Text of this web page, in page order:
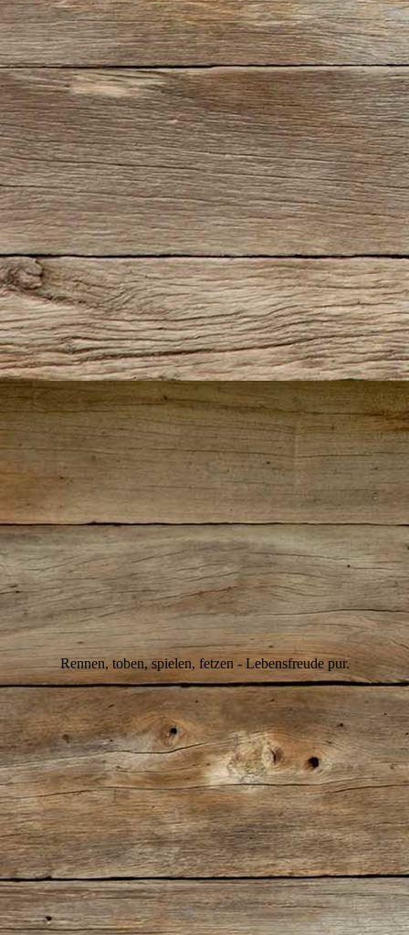
IMG_2469
Rennen, toben, spielen, fetzen - Lebensfreude pur.